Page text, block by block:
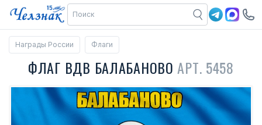
Награды России Флаги
ФЛАГ ВДВ БАЛАБАНОВОАРТ. 5458